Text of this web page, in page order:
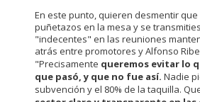
En este punto, quieren desmentir
puñetazos en la mesa y se
"indecentes" en las reuniones
atrás entre promotores y Alfonso
"Precisamente queremos evitar lo
que pasó, y que no fue así. Nadie
subvención y el 80% de la taquilla.